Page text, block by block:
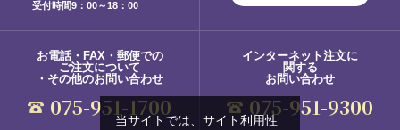
受付時間9：00～18：00
お電話・FAX・郵便での
ご注文について
・その他のお問い合わせ
075-951-1700
インターネット注文に
関する
お問い合わせ
075-951-9300
当サイトでは、サイト利用性